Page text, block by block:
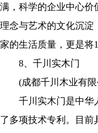
满，科学的企业中心价
理念与艺术的文化沉淀
家的生活质量，更是将
8、千川实木门
(成都千川木业有限
千川实木门是中华人
了多项技术专利。目前